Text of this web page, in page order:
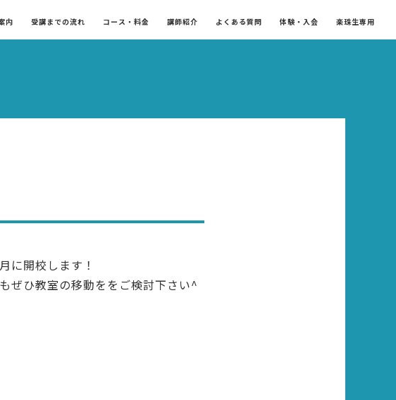
内 受講までの流れ コース・料金 講師紹介 よくある質問 体験・入会 楽珠生専用
に開校します！
ぜひ教室の移動ををご検討下さい^